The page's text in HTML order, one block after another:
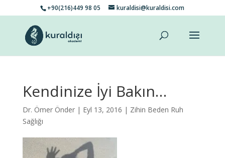
+90(216)449 98 05 kuraldisi@kuraldisi.com
Kendinize İyi Bakın…
Dr. Ömer Önder| Eyl 13, 2016 | Zihin Beden Ruh
Sağlığı